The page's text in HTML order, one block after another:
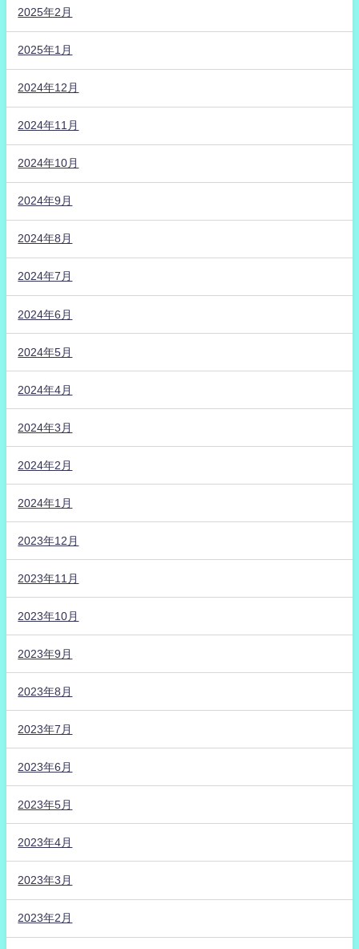
2025年2月
2025年1月
2024年12月
2024年11月
2024年10月
2024年9月
2024年8月
2024年7月
2024年6月
2024年5月
2024年4月
2024年3月
2024年2月
2024年1月
2023年12月
2023年11月
2023年10月
2023年9月
2023年8月
2023年7月
2023年6月
2023年5月
2023年4月
2023年3月
2023年2月